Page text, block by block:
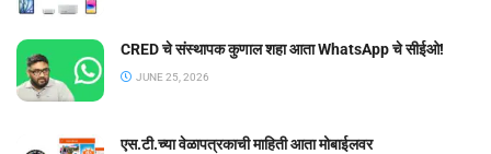
CRED चे संस्थापक कुणाल शहा आता WhatsApp चे सीईओ!
JUNE 25, 2026
एस.टी.च्या वेळापत्रकाची माहिती आता मोबाईलवर